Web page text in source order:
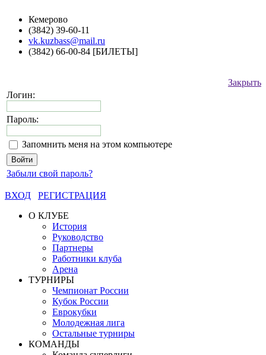
Кемерово
(3842) 39-60-11
vk.kuzbass@mail.ru
(3842) 66-00-84 [БИЛЕТЫ]
Закрыть
Логин:
Пароль:
Запомнить меня на этом компьютере
Забыли свой пароль?
ВХОД
РЕГИСТРАЦИЯ
О КЛУБЕ
История
Руководство
Партнеры
Работники клуба
Арена
ТУРНИРЫ
Чемпионат России
Кубок России
Еврокубки
Молодежная лига
Остальные турниры
КОМАНДЫ